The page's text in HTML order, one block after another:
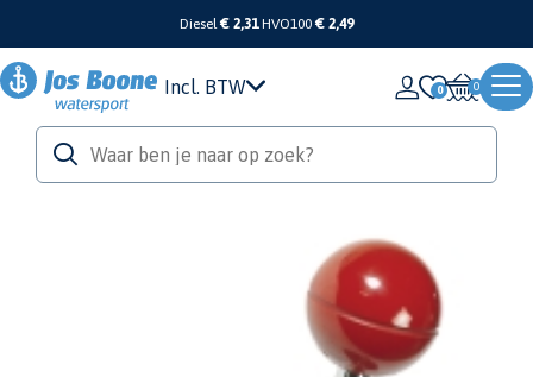
Diesel€ 2,31 HVO100 € 2,49
Incl. BTW 0
Motor & Manoeuvreersystemen
Mech afstandbediening zijmontage